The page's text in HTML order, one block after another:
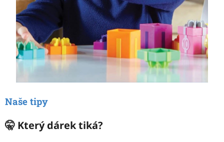
Naše tipy
🤫 Který dárek tiká?